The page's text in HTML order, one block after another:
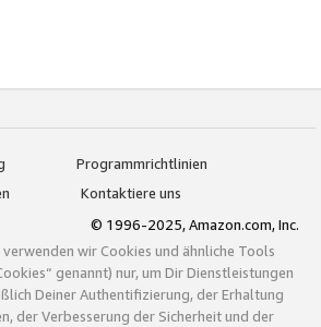
Programmrichtlinien
Kontaktiere uns
© 1996-2025, Amazon.com, Inc.
wir Cookies und ähnliche Tools
genannt) nur, um Dir Dienstleistungen
Deiner Authentifizierung, der Erhaltung
der Verbesserung der Sicherheit und der